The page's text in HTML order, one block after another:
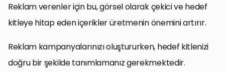
Reklam verenler için bu, görsel olarak çekici ve hedef
kitleye hitap eden içerikler üretmenin önemini artırır.
Reklam kampanyalarınızı oluştururken, hedef kitlenizi
doğru bir şekilde tanımlamanız gerekmektedir.